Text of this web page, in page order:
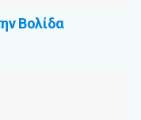
Βολίδα